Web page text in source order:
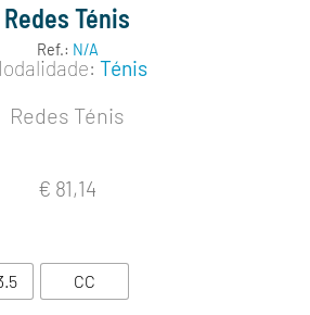
Redes Ténis
Ref.: N/A
Ténis
Redes Ténis
€ 81,14
CC